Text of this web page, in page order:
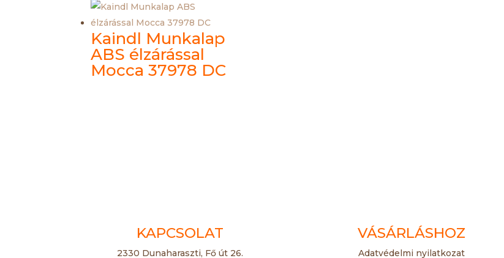
Kaindl Munkalap
ABS élzárással
Mocca 37978 DC
KAPCSOLAT
2330 Dunaharaszti, Fő út 26.
VÁSÁRLÁSHOZ
Adatvédelmi nyilatkozat